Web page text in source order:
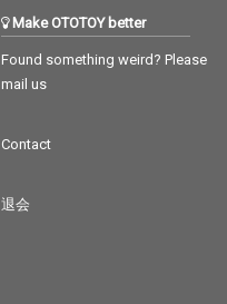
Make OTOTOY better
Found something weird? Please
mail us
Contact
退会